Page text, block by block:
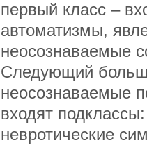
первый класс –
автоматизмы,
неосознаваемые
Следующий
неосознаваемые
входят
невротические